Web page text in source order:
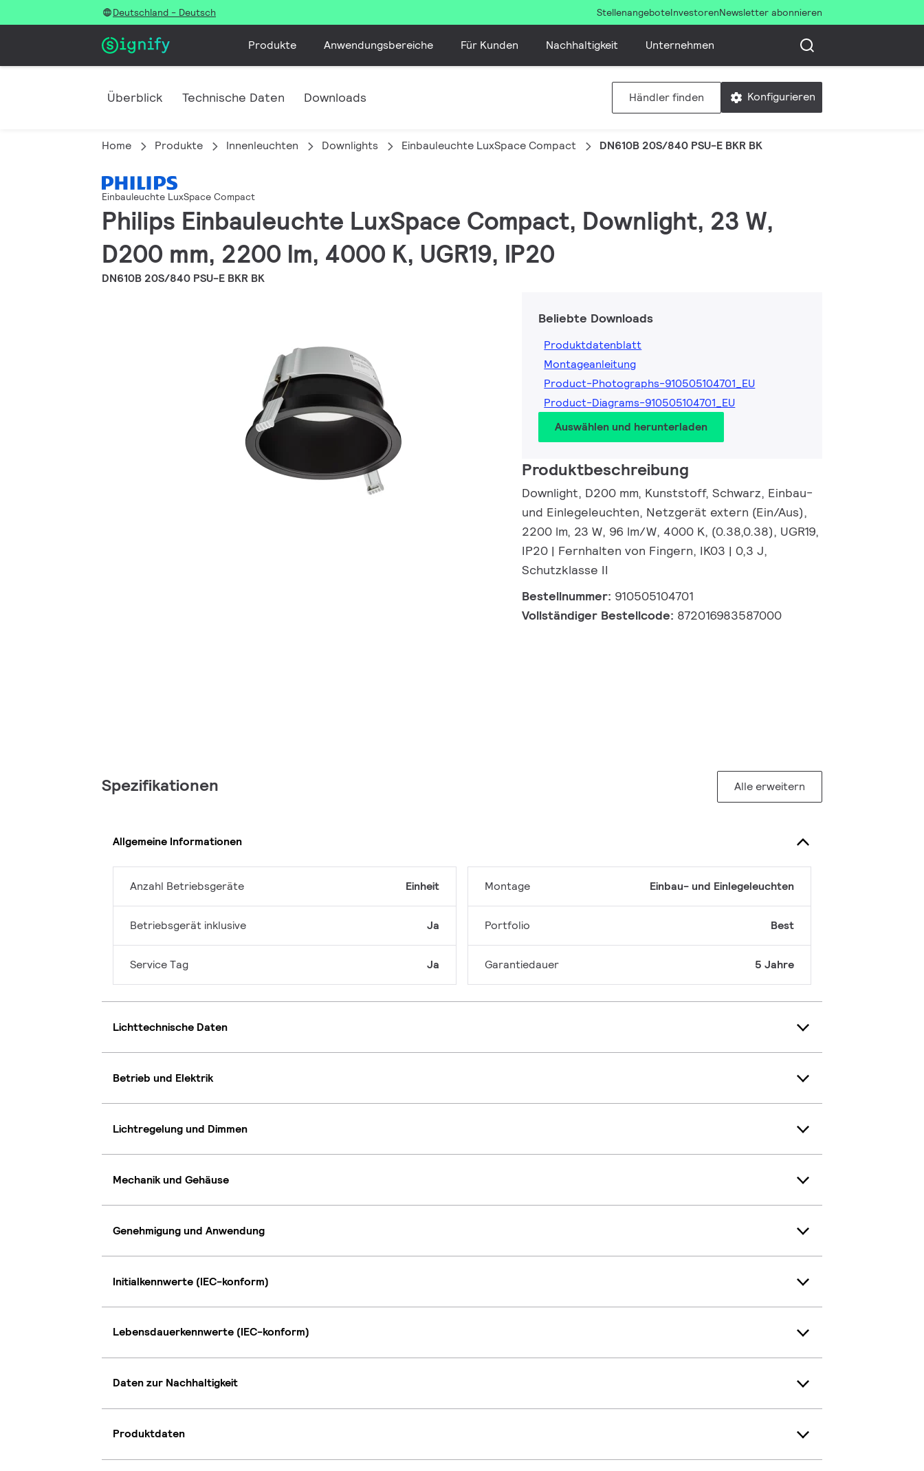
Deutschland - Deutsch StellenangeboteInvestorenNewsletter abonnieren
Produkte Anwendungsbereiche Für Kunden Nachhaltigkeit Unternehmen
Überblick Technische Daten Downloads Händler finden Konfigurieren
Home Produkte Innenleuchten Downlights Einbauleuchte LuxSpace Compact DN610B 20S/840 PSU-E BKR BK
Einbauleuchte LuxSpace Compact
Philips Einbauleuchte LuxSpace Compact, Downlight, 23 W,
D200 mm, 2200 lm, 4000 K, UGR19, IP20
DN610B 20S/840 PSU-E BKR BK
Beliebte Downloads
Produktdatenblatt
Montageanleitung
Product-Photographs-910505104701_EU
Product-Diagrams-910505104701_EU
Auswählen und herunterladen
Produktbeschreibung
Downlight, D200 mm, Kunststoff, Schwarz, Einbau-
und Einlegeleuchten, Netzgerät extern (Ein/Aus),
2200 lm, 23 W, 96 lm/W, 4000 K, (0.38,0.38), UGR19,
IP20 | Fernhalten von Fingern, IK03 | 0,3 J,
Schutzklasse II
Bestellnummer: 910505104701
Vollständiger Bestellcode: 872016983587000
Spezifikationen Alle erweitern
Allgemeine Informationen
Anzahl Betriebsgeräte Einheit
Betriebsgerät inklusive Ja
Service Tag Ja
Montage Einbau- und Einlegeleuchten
Portfolio Best
Garantiedauer 5 Jahre
Lichttechnische Daten
Betrieb und Elektrik
Lichtregelung und Dimmen
Mechanik und Gehäuse
Genehmigung und Anwendung
Initialkennwerte (IEC-konform)
Lebensdauerkennwerte (IEC-konform)
Daten zur Nachhaltigkeit
Produktdaten